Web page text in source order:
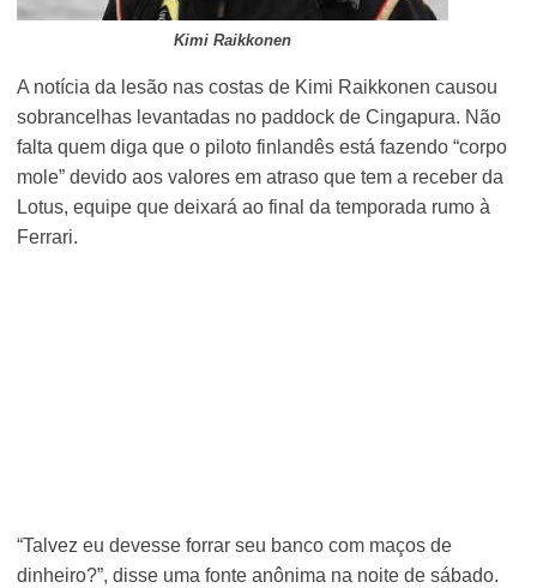
Kimi Raikkonen
A notícia da lesão nas costas de Kimi Raikkonen causou
sobrancelhas levantadas no paddock de Cingapura. Não
falta quem diga que o piloto finlandês está fazendo “corpo
mole” devido aos valores em atraso que tem a receber da
Lotus, equipe que deixará ao final da temporada rumo à
Ferrari.
“Talvez eu devesse forrar seu banco com maços de
dinheiro?”, disse uma fonte anônima na noite de sábado.